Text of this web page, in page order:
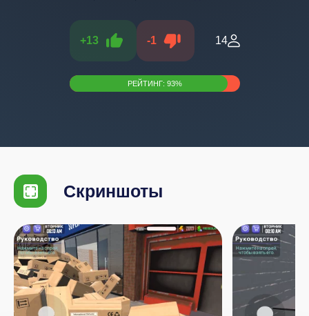
+13 -1 14
РЕЙТИНГ: 93%
Скриншоты